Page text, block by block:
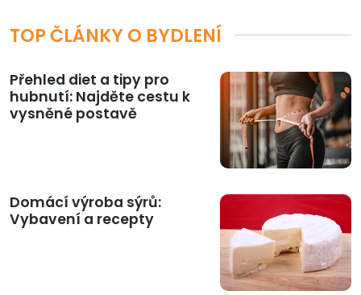
TOP ČLÁNKY O BYDLENÍ
Přehled diet a tipy pro
hubnutí: Najděte cestu k
vysněné postavě
Domácí výroba sýrů:
Vybavení a recepty